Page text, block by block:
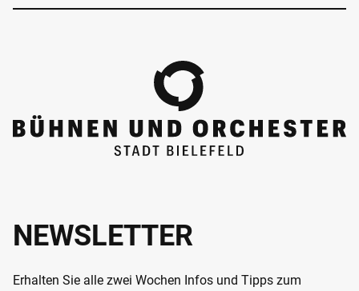
NEWSLETTER
Erhalten Sie alle zwei Wochen Infos und Tipps zum